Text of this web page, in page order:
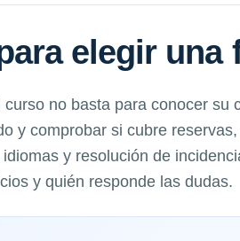
elegir una
no basta para conocer su
y comprobar si cubre
y resolución de
y quién responde las dudas.